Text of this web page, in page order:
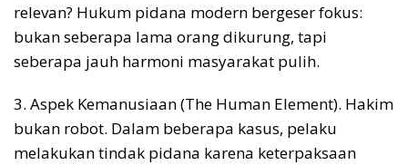
relevan? Hukum pidana modern bergeser fokus:
bukan seberapa lama orang dikurung, tapi
seberapa jauh harmoni masyarakat pulih.
3. Aspek Kemanusiaan (The Human Element). Hakim
bukan robot. Dalam beberapa kasus, pelaku
melakukan tindak pidana karena keterpaksaan